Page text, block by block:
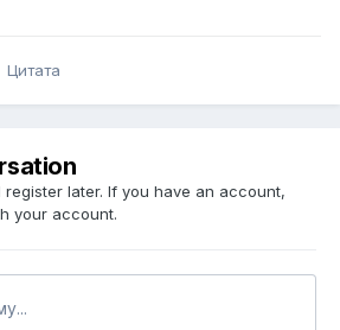
Цитата
later. If you have an account,
your account.